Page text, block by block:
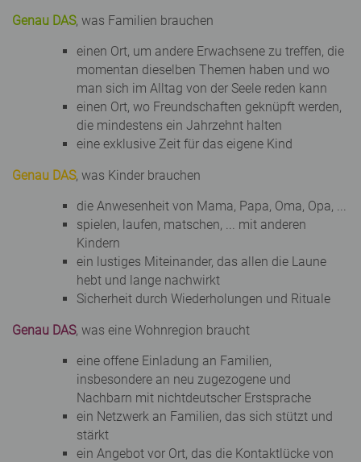
Genau DAS, was Familien brauchen
einen Ort, um andere Erwachsene zu treffen, die
momentan dieselben Themen haben und wo
man sich im Alltag von der Seele reden kann
einen Ort, wo Freundschaften geknüpft werden,
die mindestens ein Jahrzehnt halten
eine exklusive Zeit für das eigene Kind
Genau DAS, was Kinder brauchen
die Anwesenheit von Mama, Papa, Oma, Opa, ...
spielen, laufen, matschen, ... mit anderen
Kindern
ein lustiges Miteinander, das allen die Laune
hebt und lange nachwirkt
Sicherheit durch Wiederholungen und Rituale
Genau DAS, was eine Wohnregion braucht
eine offene Einladung an Familien,
insbesondere an neu zugezogene und
Nachbarn mit nichtdeutscher Erstsprache
ein Netzwerk an Familien, das sich stützt und
stärkt
ein Angebot vor Ort, das die Kontaktlücke von